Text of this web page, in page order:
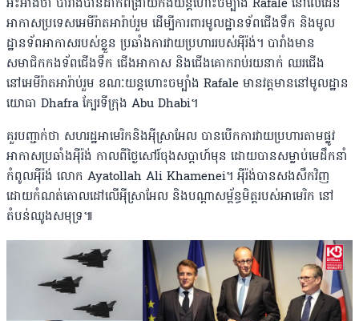
អះអាងថា បារាំងបានដាក់ពង្រាយ​កងយន្តហោះចម្បាំង Rafale នៅលើដែន
អាកាសប្រទេសអេមីរ៉ាតអារ៉ាប់រួម ដើម្បីការពារមូលដ្ឋានទ័ពជើងទឹក និងមូល
ដ្ឋានទ័ពអាកាសរបស់ខ្លួន ប្រឆាំងការវាយប្រហាររបស់អ៉ីរ៉ង់។ បារាំងមាន
សមាជិកកងទ័ពជើងទឹក ជើងអាកាស និងជើងគោករាប់រយនាក់ ឈរជើង
នៅអេមីរ៉ាតអារ៉ាប់រួម ខណៈយន្តហោះចម្បាំង Rafale មានវត្តមាននៅមូលដ្ឋាន
យោធា Dhafra ក្បែរទីក្រុង Abu Dhabi។
គួរបញ្ជាក់ថា សហរដ្ឋអាមេរិកនិងអ៉ីស្រាអែល បានបើកការវាយប្រហារតាមផ្លូវ
អាកាសប្រឆាំងអ៉ីរ៉ង់ កាលពីថ្ងៃសៅរ៍ចុងសប្តាហ៍មុន ដោយបានសម្លាប់មេដឹកនាំ
កំពូលអ៉ីរ៉ង់ លោក Ayatollah Ali Khamenei។ អ៉ីរ៉ង់បានសងសឹកវិញ
ដោយកំណត់គោលដៅលើ​អ៉ីស្រាអែល និងបណ្តាសម្ព័ន្ធមិត្តរបស់អាមេរិក នៅ
តំបន់ឈូងសមុទ្រ៕